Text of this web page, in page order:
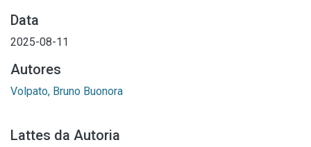
Data
2025-08-11
Autores
Volpato, Bruno Buonora
Lattes da Autoria